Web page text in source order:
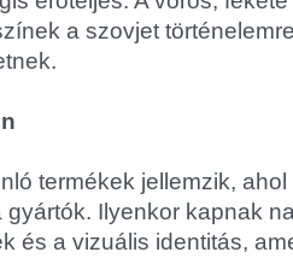
a szovjet
termékek jellemzik,
Ilyenkor kapnak
és a vizuális identitás,